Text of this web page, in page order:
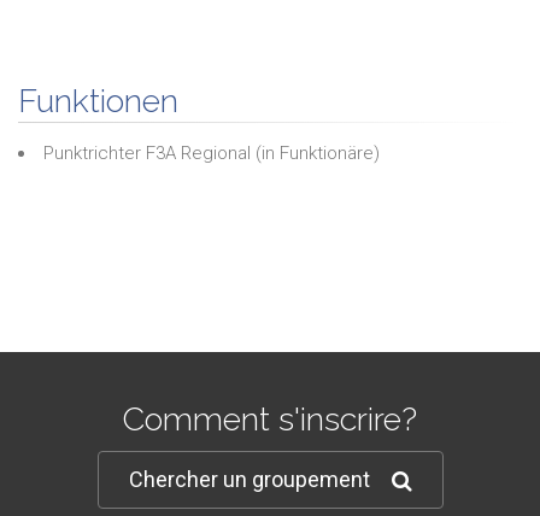
Funktionen
Punktrichter F3A Regional (in Funktionäre)
Comment s'inscrire?
Chercher un groupement